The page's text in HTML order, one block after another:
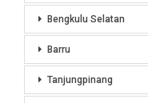
Bengkulu Selatan
Barru
Tanjungpinang